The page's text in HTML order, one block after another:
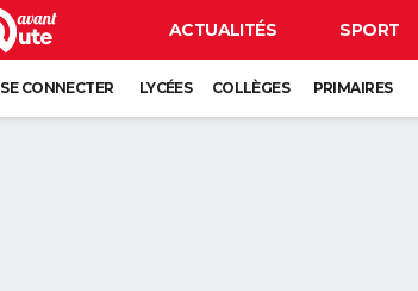
ACTUALITÉS SPORT
SE CONNECTER LYCÉES COLLÈGES PRIMAIRES